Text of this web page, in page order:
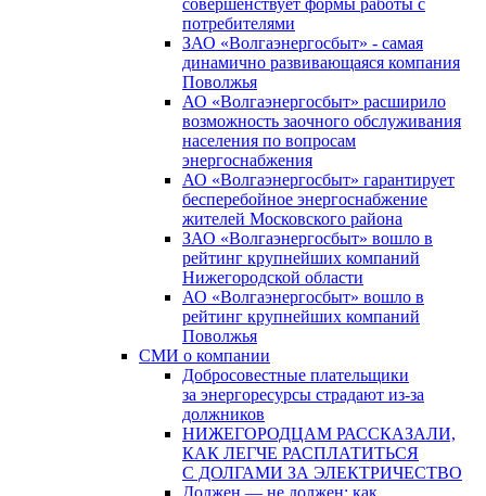
совершенствует формы работы с
потребителями
ЗАО «Волгаэнергосбыт» - самая
динамично развивающаяся компания
Поволжья
АО «Волгаэнергосбыт» расширило
возможность заочного обслуживания
населения по вопросам
энергоснабжения
АО «Волгаэнергосбыт» гарантирует
бесперебойное энергоснабжение
жителей Московского района
ЗАО «Волгаэнергосбыт» вошло в
рейтинг крупнейших компаний
Нижегородской области
АО «Волгаэнергосбыт» вошло в
рейтинг крупнейших компаний
Поволжья
СМИ о компании
Добросовестные плательщики
за энергоресурсы страдают из-за
должников
НИЖЕГОРОДЦАМ РАССКАЗАЛИ,
КАК ЛЕГЧЕ РАСПЛАТИТЬСЯ
С ДОЛГАМИ ЗА ЭЛЕКТРИЧЕСТВО